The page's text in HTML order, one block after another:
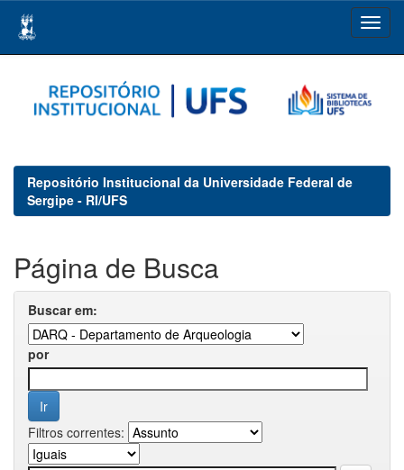
navigation
Repositório Institucional da Universidade Federal de
Sergipe - RI/UFS
Página de Busca
Buscar em:
por
Filtros correntes: